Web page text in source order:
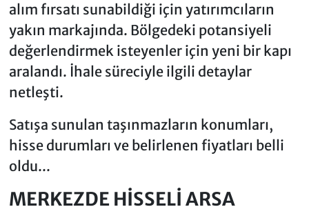
alım fırsatı sunabildiği için yatırımcıların
yakın markajında. Bölgedeki potansiyeli
değerlendirmek isteyenler için yeni bir kapı
aralandı. İhale süreciyle ilgili detaylar
netleşti.
Satışa sunulan taşınmazların konumları,
hisse durumları ve belirlenen fiyatları belli
oldu...
MERKEZDE HİSSELİ ARSA